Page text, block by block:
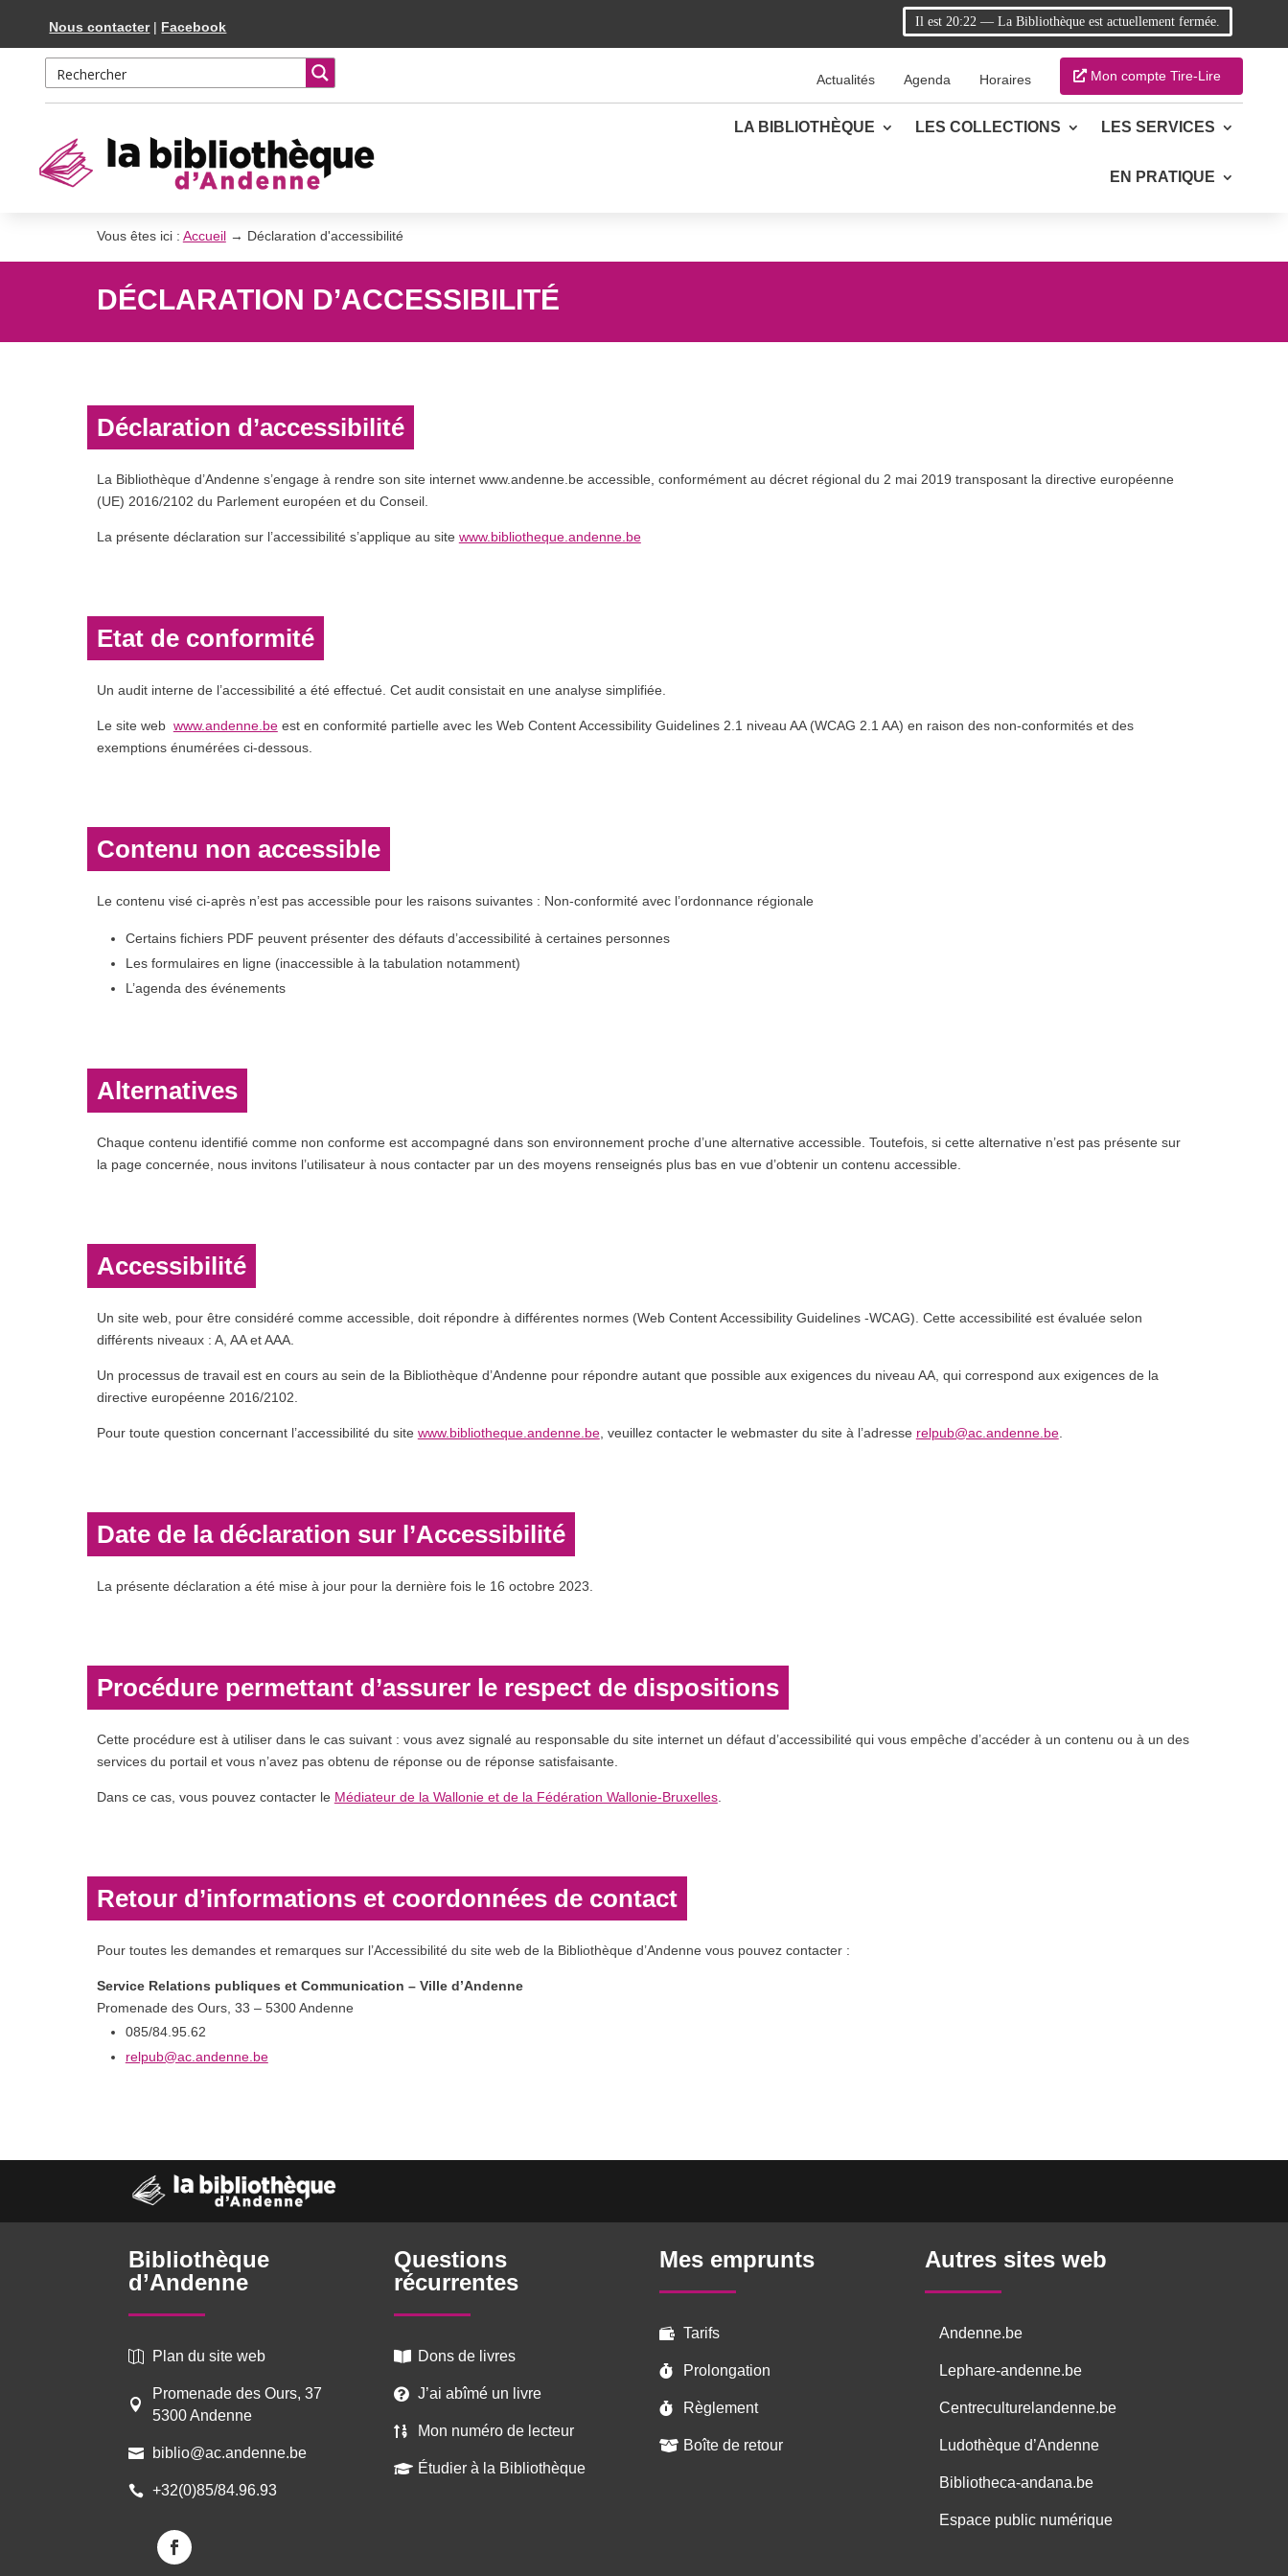
navigation
Nous contacter| Facebook Il est20:22 — La Bibliothèque est actuellement fermée.
Actualités Agenda Horaires Mon compte Tire-Lire
LA BIBLIOTHÈQUE LES COLLECTIONS LES SERVICES
EN PRATIQUE
Vous êtes ici : Accueil→ Déclaration d'accessibilité
DÉCLARATION D’ACCESSIBILITÉ
Déclaration d’accessibilité
La Bibliothèque d’Andenne s’engage à rendre son site internet www.andenne.be accessible, conformément au décret régional du 2 mai 2019 transposant la directive européenne
(UE) 2016/2102 du Parlement européen et du Conseil.
La présente déclaration sur l’accessibilité s’applique au site www.bibliotheque.andenne.be
Etat de conformité
Un audit interne de l’accessibilité a été effectué. Cet audit consistait en une analyse simplifiée.
Le site web www.andenne.beest en conformité partielle avec les Web Content Accessibility Guidelines 2.1 niveau AA (WCAG 2.1 AA) en raison des non-conformités et des
exemptions énumérées ci-dessous.
Contenu non accessible
Le contenu visé ci-après n’est pas accessible pour les raisons suivantes : Non-conformité avec l’ordonnance régionale
Certains fichiers PDF peuvent présenter des défauts d’accessibilité à certaines personnes
Les formulaires en ligne (inaccessible à la tabulation notamment)
L’agenda des événements
Alternatives
Chaque contenu identifié comme non conforme est accompagné dans son environnement proche d’une alternative accessible. Toutefois, si cette alternative n’est pas présente sur
la page concernée, nous invitons l’utilisateur à nous contacter par un des moyens renseignés plus bas en vue d’obtenir un contenu accessible.
Accessibilité
Un site web, pour être considéré comme accessible, doit répondre à différentes normes (Web Content Accessibility Guidelines -WCAG). Cette accessibilité est évaluée selon
différents niveaux : A, AA et AAA.
Un processus de travail est en cours au sein de la Bibliothèque d’Andenne pour répondre autant que possible aux exigences du niveau AA, qui correspond aux exigences de la
directive européenne 2016/2102.
Pour toute question concernant l’accessibilité du site www.bibliotheque.andenne.be, veuillez contacter le webmaster du site à l’adresse relpub@ac.andenne.be.
Date de la déclaration sur l’Accessibilité
La présente déclaration a été mise à jour pour la dernière fois le 16 octobre 2023.
Procédure permettant d’assurer le respect de dispositions
Cette procédure est à utiliser dans le cas suivant : vous avez signalé au responsable du site internet un défaut d’accessibilité qui vous empêche d’accéder à un contenu ou à un des
services du portail et vous n’avez pas obtenu de réponse ou de réponse satisfaisante.
Dans ce cas, vous pouvez contacter le Médiateur de la Wallonie et de la Fédération Wallonie-Bruxelles.
Retour d’informations et coordonnées de contact
Pour toutes les demandes et remarques sur l’Accessibilité du site web de la Bibliothèque d’Andenne vous pouvez contacter :
Service Relations publiques et Communication – Ville d’Andenne
Promenade des Ours, 33 – 5300 Andenne
085/84.95.62
relpub@ac.andenne.be
Bibliothèque
d’Andenne
 Plan du site web

Promenade des Ours, 37
5300 Andenne
 biblio@ac.andenne.be
 +32(0)85/84.96.93
Questions
récurrentes
 Dons de livres
 J’ai abîmé un livre
 Mon numéro de lecteur
 Étudier à la Bibliothèque
Mes emprunts
 Tarifs
 Prolongation
 Règlement
 Boîte de retour
Autres sites web
Andenne.be
Lephare-andenne.be
Centreculturelandenne.be
Ludothèque d’Andenne
Bibliotheca-andana.be
Espace public numérique